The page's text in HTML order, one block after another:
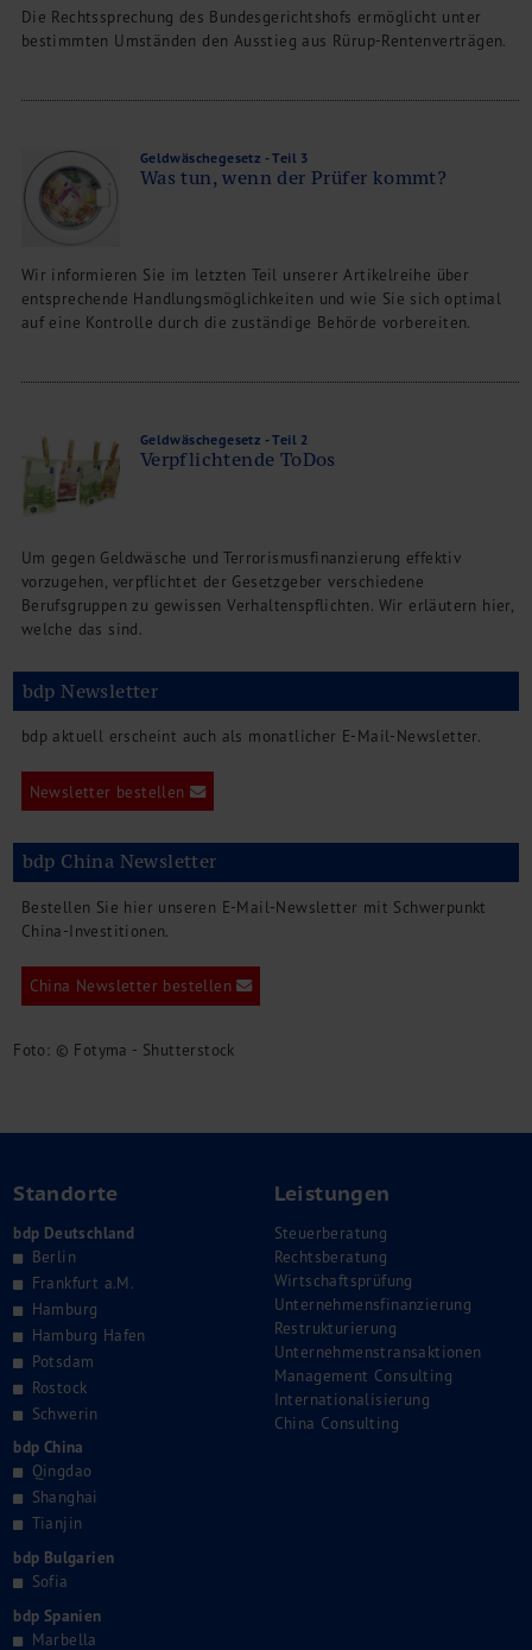
Die Rechtssprechung des Bundesgerichtshofs ermöglicht unter
bestimmten Umständen den Ausstieg aus Rürup-Rentenverträgen.
Geldwäschegesetz - Teil 3
Was tun, wenn der Prüfer kommt?
Wir informieren Sie im letzten Teil unserer Artikelreihe über
entsprechende Handlungsmöglichkeiten und wie Sie sich optimal
auf eine Kontrolle durch die zuständige Behörde vorbereiten.
Geldwäschegesetz - Teil 2
Verpflichtende ToDos
Um gegen Geldwäsche und Terrorismusfinanzierung effektiv
vorzugehen, verpflichtet der Gesetzgeber verschiedene
Berufsgruppen zu gewissen Verhaltenspflichten. Wir erläutern hier,
welche das sind.
bdp Newsletter
bdp aktuell erscheint auch als monatlicher E-Mail-Newsletter.
Newsletter bestellen
bdp China Newsletter
Bestellen Sie hier unseren E-Mail-Newsletter mit Schwerpunkt
China-Investitionen.
China Newsletter bestellen
Foto: © Fotyma - Shutterstock
Standorte
bdp Deutschland
Berlin
Frankfurt a.M.
Hamburg
Hamburg Hafen
Potsdam
Rostock
Schwerin
bdp China
Qingdao
Shanghai
Tianjin
bdp Bulgarien
Sofia
bdp Spanien
Marbella
Leistungen
Steuerberatung
Rechtsberatung
Wirtschaftsprüfung
Unternehmensfinanzierung
Restrukturierung
Unternehmenstransaktionen
Management Consulting
Internationalisierung
China Consulting